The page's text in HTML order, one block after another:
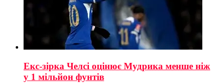
Екс-зірка Челсі оцінює Мудрика менше ніж
у 1 мільйон фунтів